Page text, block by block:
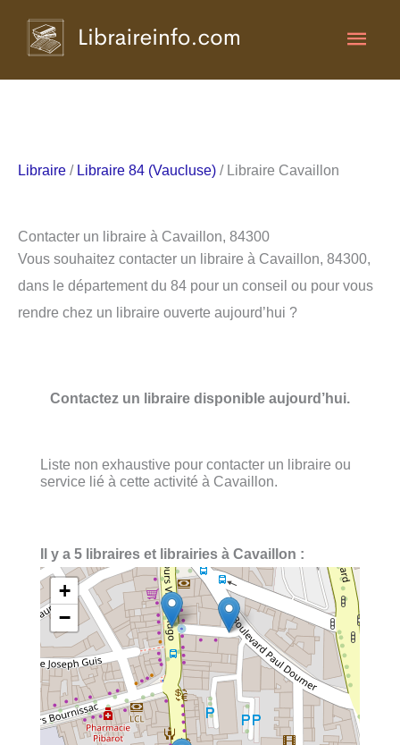
Libraire / Libraire 84 (Vaucluse) / Libraire Cavaillon
Contacter un libraire à Cavaillon, 84300
Vous souhaitez contacter un libraire à Cavaillon, 84300,
dans le département du 84 pour un conseil ou pour vous
rendre chez un libraire ouverte aujourd’hui ?
Contactez un libraire disponible aujourd’hui.
Liste non exhaustive pour contacter un libraire ou
service lié à cette activité à Cavaillon.
Il y a 5 libraires et librairies à Cavaillon :
+
−